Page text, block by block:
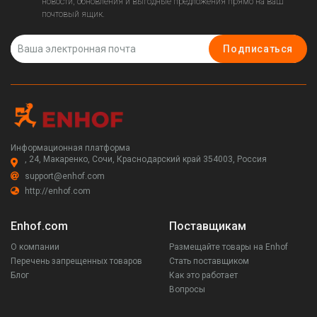
почтовый ящик.
Подписаться
Информационная платформа
, 24, Макаренко, Сочи, Краснодарский край 354003, Россия
support@enhof.com
http://enhof.com
Enhof.com
О компании
Перечень запрещенных товаров
Блог
Поставщикам
Размещайте товары на Enhof
Стать поставщиком
Как это работает
Вопросы